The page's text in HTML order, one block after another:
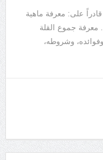
على: معرفة ماهية
جموع القلة
وشروطه،